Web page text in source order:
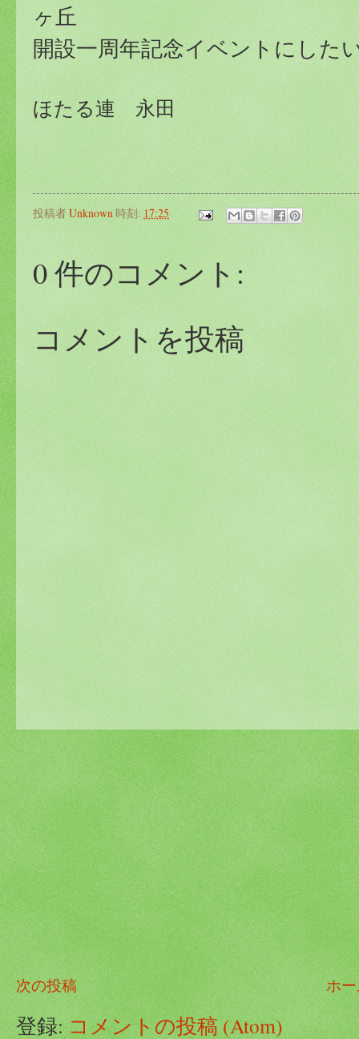
ヶ丘
開設一周年記念イベントにした
ほたる連 永田
投稿者Unknown 時刻: 17:25
0 件のコメント:
コメントを投稿
次の投稿 ホ
登録:コメントの投稿 (Atom)